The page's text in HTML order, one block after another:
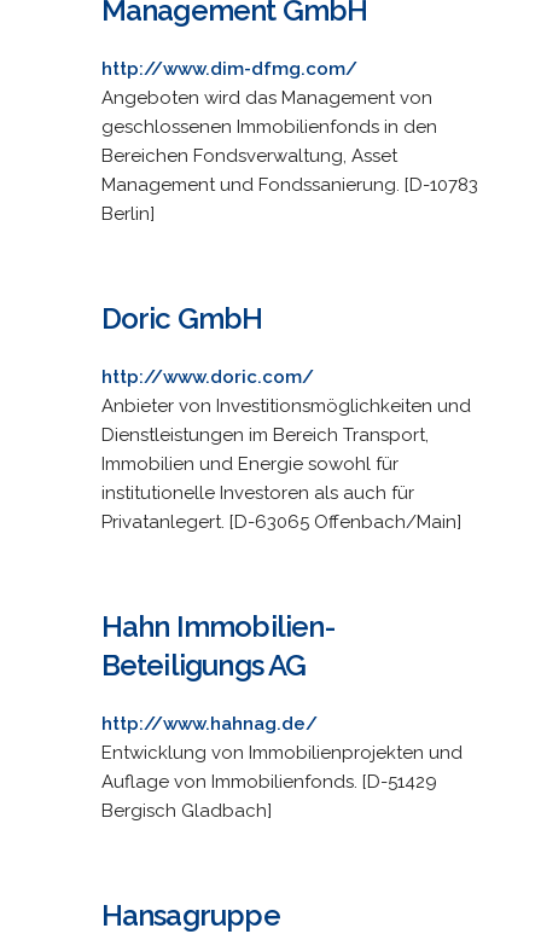
Management GmbH
http://www.dim-dfmg.com/
Angeboten wird das Management von
geschlossenen Immobilienfonds in den
Bereichen Fondsverwaltung, Asset
Management und Fondssanierung. [D-10783
Berlin]
Doric GmbH
http://www.doric.com/
Anbieter von Investitionsmöglichkeiten und
Dienstleistungen im Bereich Transport,
Immobilien und Energie sowohl für
institutionelle Investoren als auch für
Privatanlegert. [D-63065 Offenbach/Main]
Hahn Immobilien-
Beteiligungs AG
http://www.hahnag.de/
Entwicklung von Immobilienprojekten und
Auflage von Immobilienfonds. [D-51429
Bergisch Gladbach]
Hansagruppe